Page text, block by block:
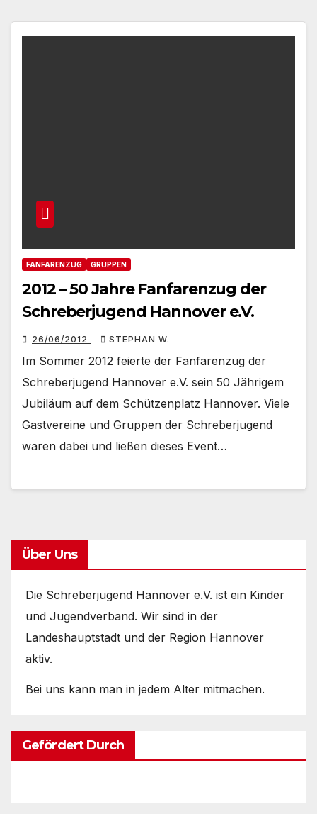
FANFARENZUG GRUPPEN
2012 – 50 Jahre Fanfarenzug der
Schreberjugend Hannover e.V.
26/06/2012 STEPHAN W.
Im Sommer 2012 feierte der Fanfarenzug der
Schreberjugend Hannover e.V. sein 50 Jährigem
Jubiläum auf dem Schützenplatz Hannover. Viele
Gastvereine und Gruppen der Schreberjugend
waren dabei und ließen dieses Event…
Über Uns
Die Schreberjugend Hannover e.V. ist ein Kinder
und Jugendverband. Wir sind in der
Landeshauptstadt und der Region Hannover
aktiv.
Bei uns kann man in jedem Alter mitmachen.
Gefördert Durch